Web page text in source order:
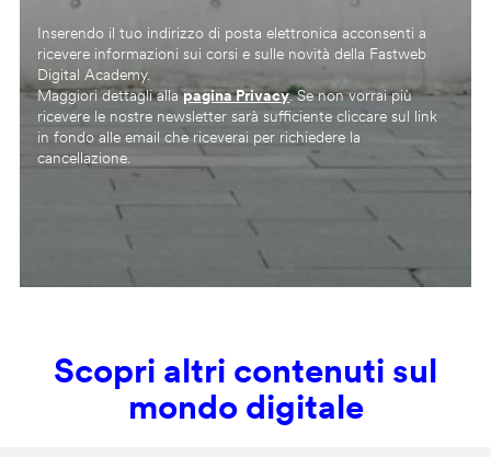
Inserendo il tuo indirizzo di posta elettronica acconsenti a
ricevere informazioni sui corsi e sulle novità della Fastweb
Digital Academy.
Maggiori dettagli allapagina Privacy. Se non vorrai più
ricevere le nostre newsletter sarà sufficiente cliccare sul link
in fondo alle email che riceverai per richiedere la
cancellazione.
Scopri altri contenuti sul
mondo digitale